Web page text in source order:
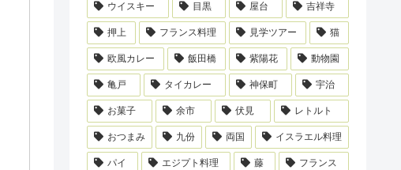
ウイスキー 目黒 屋台 吉祥寺
押上 フランス料理 見学ツアー 猫
欧風カレー 飯田橋 紫陽花 動物園
亀戸 タイカレー 神保町 宇治
お菓子 余市 伏見 レトルト
おつまみ 九份 両国 イスラエル料理
パイ エジプト料理 藤 フランス